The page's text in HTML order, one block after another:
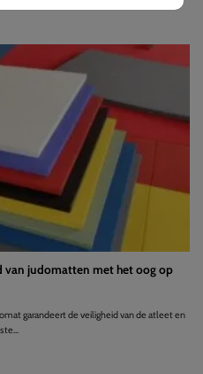
van judomatten met het oog op
garandeert de veiligheid van de atleet en